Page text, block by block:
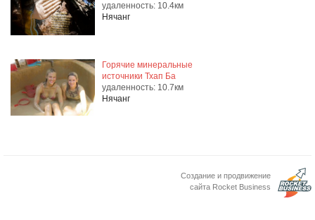
удаленность: 10.4км
Нячанг
Горячие минеральные
источники Тхап Ба
удаленность: 10.7км
Нячанг
Создание и продвижение
сайта Rocket Business